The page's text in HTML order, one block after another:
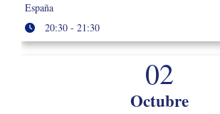
España
20:30 - 21:30
02
Octubre